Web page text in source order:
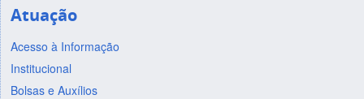
Atuação
Acesso à Informação
Institucional
Bolsas e Auxílios